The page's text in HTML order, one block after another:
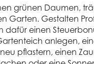
grünen Daumen,
Garten. Gestalten
dafür einen
anlegen,
pflastern, einen